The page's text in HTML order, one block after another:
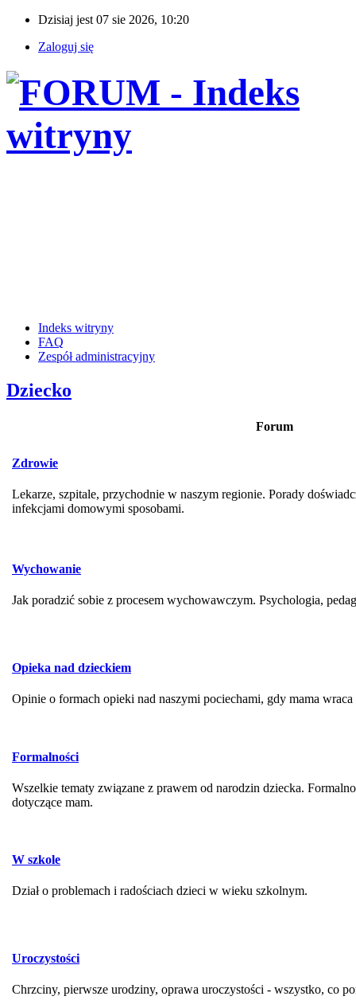
Dzisiaj jest 07 sie 2026, 10:20
Zaloguj się
Indeks witryny
FAQ
Zespół administracyjny
Dziecko
Forum
Zdrowie
Lekarze, szpitale, przychodnie w naszym regionie. Porady
infekcjami domowymi sposobami.
Wychowanie
Jak poradzić sobie z procesem wychowawczym. Psychologia,
Opieka nad dzieckiem
Opinie o formach opieki nad naszymi pociechami, gdy mama wraca
Formalności
Wszelkie tematy związane z prawem od narodzin dziecka.
dotyczące mam.
W szkole
Dział o problemach i radościach dzieci w wieku szkolnym.
Uroczystości
Chrzciny, pierwsze urodziny, oprawa uroczystości - wszystko, co